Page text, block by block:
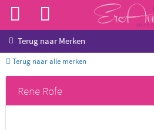
Terug naarMerken
Terug naar alle merken
Rene Rofe